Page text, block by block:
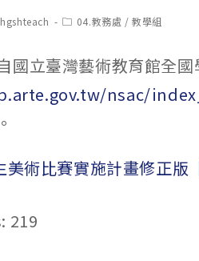
Post04.教務處 / 教學組
國立臺灣藝術教育館全
nsac/
術比賽實施計畫修正版
219